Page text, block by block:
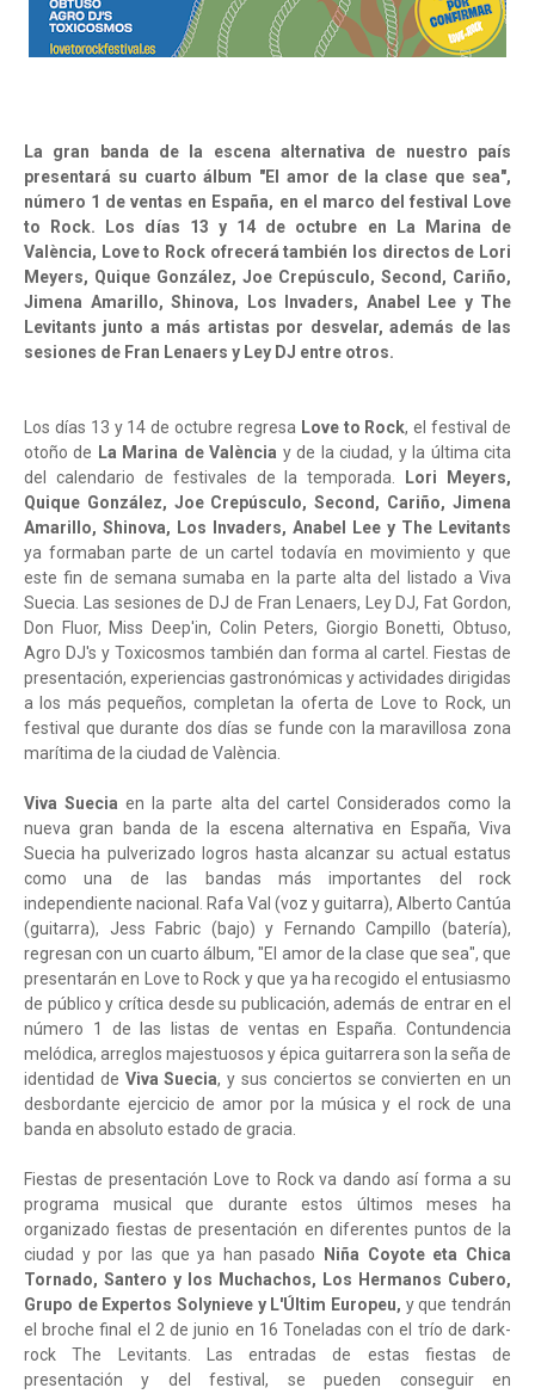
La gran banda de la escena alternativa de nuestro país
presentará su cuarto álbum "El amor de la clase que sea",
número 1 de ventas en España, en el marco del festival Love
to Rock. Los días 13 y 14 de octubre en La Marina de
València, Love to Rock ofrecerá también los directos de Lori
Meyers, Quique González, Joe Crepúsculo, Second, Cariño,
Jimena Amarillo, Shinova, Los Invaders, Anabel Lee y The
Levitants junto a más artistas por desvelar, además de las
sesiones de Fran Lenaers y Ley DJ entre otros.
Los días 13 y 14 de octubre regresa Love to Rock, el festival de
otoño de La Marina de València y de la ciudad, y la última cita
del calendario de festivales de la temporada.
Lori Meyers,
Quique González, Joe Crepúsculo, Second, Cariño, Jimena
Amarillo, Shinova, Los Invaders, Anabel Lee y The Levitants
ya formaban parte de un cartel todavía en movimiento y que
este fin de semana sumaba en la parte alta del listado a Viva
Suecia. Las sesiones de DJ de Fran Lenaers, Ley DJ, Fat Gordon,
Don Fluor, Miss Deep'in, Colin Peters, Giorgio Bonetti, Obtuso,
Agro DJ's y Toxicosmos también dan forma al cartel. Fiestas de
presentación, experiencias gastronómicas y actividades dirigidas
a los más pequeños, completan la oferta de Love to Rock, un
festival que durante dos días se funde con la maravillosa zona
marítima de la ciudad de València.
Viva Sueciaen la parte alta del cartel Considerados como la
nueva gran banda de la escena alternativa en España, Viva
Suecia ha pulverizado logros hasta alcanzar su actual estatus
como una de las bandas más importantes del rock
independiente nacional. Rafa Val (voz y guitarra), Alberto Cantúa
(guitarra), Jess Fabric (bajo) y Fernando Campillo (batería),
regresan con un cuarto álbum, "El amor de la clase que sea", que
presentarán en Love to Rock y que ya ha recogido el entusiasmo
de público y crítica desde su publicación, además de entrar en el
número 1 de las listas de ventas en España. Contundencia
melódica, arreglos majestuosos y épica guitarrera son la seña de
identidad de Viva Suecia, y sus conciertos se convierten en un
desbordante ejercicio de amor por la música y el rock de una
banda en absoluto estado de gracia.
Fiestas de presentación Love to Rock va dando así forma a su
programa musical que durante estos últimos meses ha
organizado fiestas de presentación en diferentes puntos de la
ciudad y por las que ya han pasado Niña Coyote eta Chica
Tornado, Santero y los Muchachos, Los Hermanos Cubero,
Grupo de Expertos Solynieve y L'Últim Europeu, y que tendrán
el broche final el 2 de junio en 16 Toneladas con el trío de dark-
rock The Levitants. Las entradas de estas fiestas de
presentación y del festival, se pueden conseguir en